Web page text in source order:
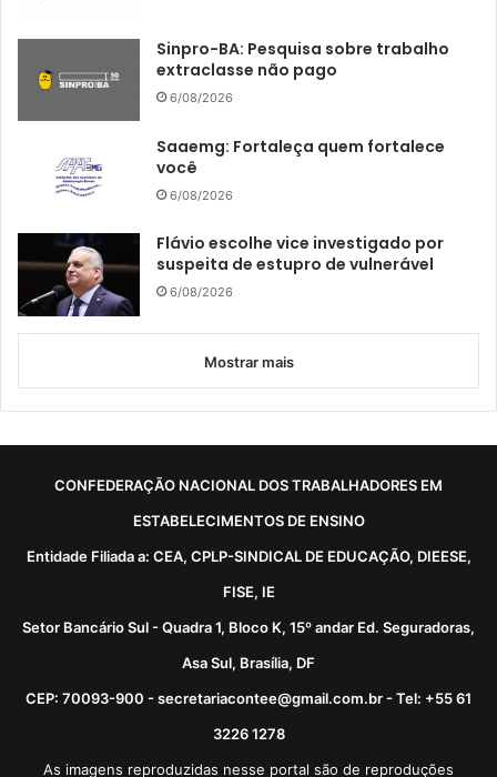
Sinpro-BA: Pesquisa sobre trabalho
extraclasse não pago
6/08/2026
Saaemg: Fortaleça quem fortalece
você
6/08/2026
Flávio escolhe vice investigado por
suspeita de estupro de vulnerável
6/08/2026
Mostrar mais
CONFEDERAÇÃO NACIONAL DOS TRABALHADORES EM
ESTABELECIMENTOS DE ENSINO
Entidade Filiada a: CEA, CPLP-SINDICAL DE EDUCAÇÃO, DIEESE,
FISE, IE
Setor Bancário Sul - Quadra 1, Bloco K, 15º andar Ed. Seguradoras,
Asa Sul, Brasília, DF
CEP: 70093-900 - secretariacontee@gmail.com.br - Tel: +55 61
3226 1278
As imagens reproduzidas nesse portal são de reproduções